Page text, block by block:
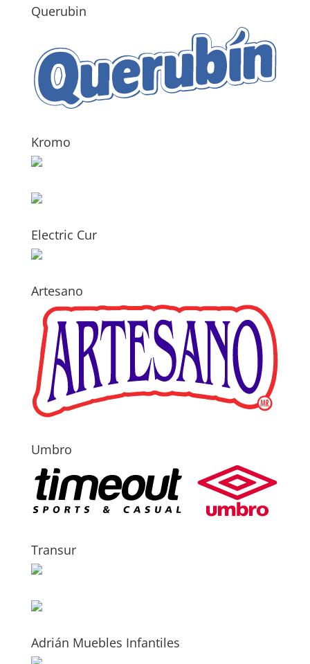
Querubin
Kromo
Electric Cur
Artesano
Umbro
Transur
Adrián Muebles Infantiles